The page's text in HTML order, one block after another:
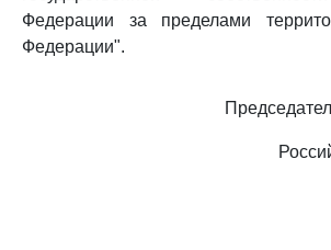
Федерации за пределами
Федерации".